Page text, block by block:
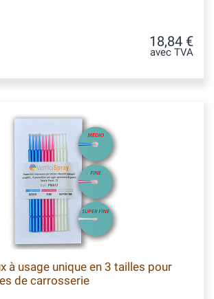
18,84 €
avec TVA
à usage unique en 3 tailles pour
de carrosserie